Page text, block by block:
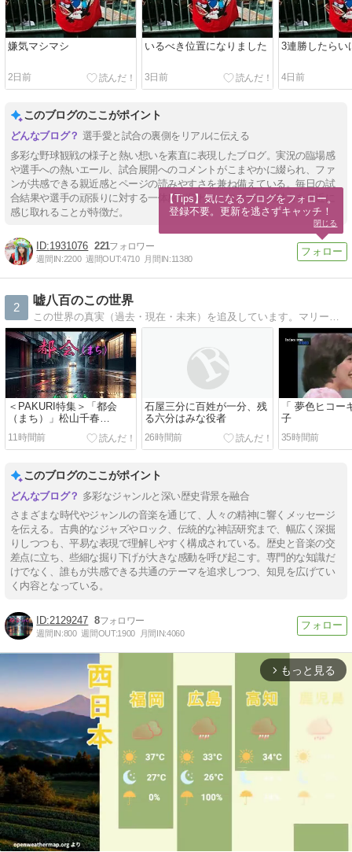
嫌気マシマシ
2日前
いるべき位置になりました
3日前
3連勝したらい
4日前
このブログのここがポイント
選手愛と試合の裏側をリアルに伝える
多彩な野球観戦の様子と熱い想いを素直に表現したブログ。実況の臨場感
や選手への熱いエール、試合展開へのコメントがこまやかに綴られ、ファ
ンが共感できる親近感とページの読みやすさを兼ね備えている。毎日の試
合結果や選手の頑張りに対する一体感が伝わり、スポーツの魅力を身近に
感じ取れることが特徴だ。
1931076 221
週間IN:2200 週間OUT:4710 月間IN:11380
2
嘘八百のこの世界
この世界の真実（過去・現在・未来）を追及しています。マリーンズのことはあまり書けませんが、書くときは他の人が言わないようなことを歯に衣着せず書いていきます。
＜PAKURI特集＞「都会
（まち）」松山千春
「Tears In Heaven」Eric
Clapton
11時間前
石屋三分に百姓が一分、残
る六分はみな役者
26時間前
「 夢色ヒコー
子
35時間前
このブログのここがポイント
多彩なジャンルと深い歴史背景を融合
さまざまな時代やジャンルの音楽を通じて、人々の精神に響くメッセージ
を伝える。古典的なジャズやロック、伝統的な神話研究まで、幅広く深掘
りしつつも、平易な表現で理解しやすく構成されている。歴史と音楽の交
差点に立ち、些細な掘り下げが大きな感動を呼び起こす。専門的な知識だ
けでなく、誰もが共感できる共通のテーマを追求しつつ、知見を広げてい
く内容となっている。
2129247 8
週間IN:800 週間OUT:1900 月間IN:4060
arrow_forward_ios もっと見る
【Tips】気になるブログをフォロー。
登録不要。更新を逃さずキャッチ！
閉じる